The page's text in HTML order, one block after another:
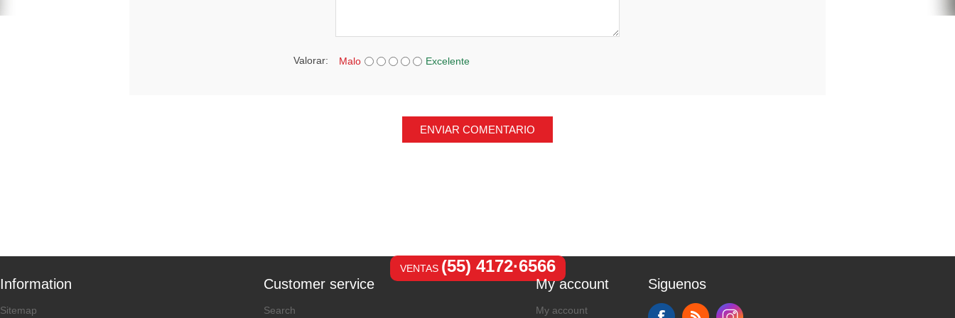
Valorar: Malo Excelente
ENVIAR COMENTARIO
VENTAS (55) 4172·6566
Information
Sitemap
Customer service
Search
My account
My account
Siguenos